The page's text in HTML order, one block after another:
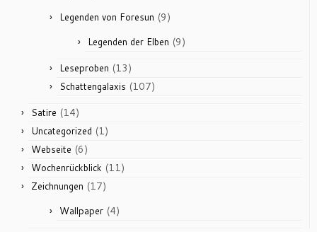
Legenden von Foresun (9)
Legenden der Elben (9)
Leseproben (13)
Schattengalaxis (107)
Satire (14)
Uncategorized (1)
Webseite (6)
Wochenrückblick (11)
Zeichnungen (17)
Wallpaper (4)